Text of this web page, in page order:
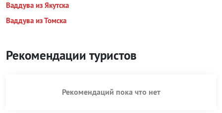
Ваддува из Якутска
Ваддува из Томска
Рекомендации туристов
Рекомендаций пока что нет